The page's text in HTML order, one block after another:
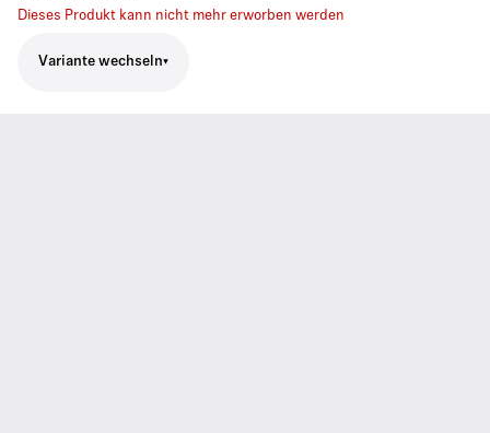
Dieses Produkt kann nicht mehr erworben werden
Variante wechseln